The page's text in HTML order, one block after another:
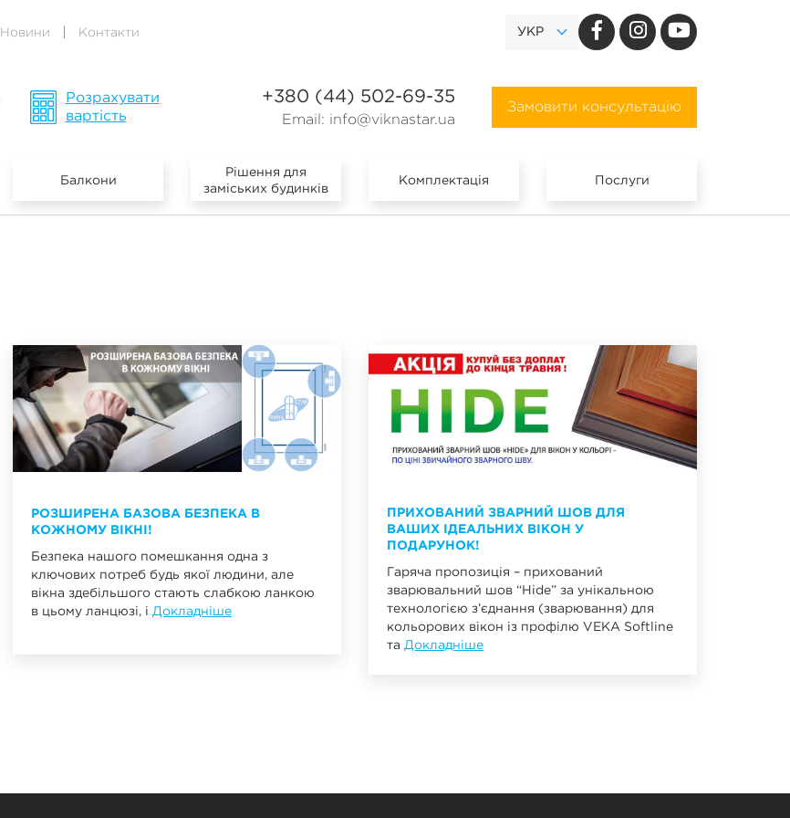
Новини Контакти УКР
Розрахувати
вартість
+380 (44) 502-69-35
Email: info@viknastar.ua
Замовити консультацію
Балкони
Рішення для
заміських будинків
Комплектація Послуги
РОЗШИРЕНА БАЗОВА БЕЗПЕКА В
КОЖНОМУ ВІКНІ!
Безпека нашого помешкання одна з
ключових потреб будь якої людини, але
вікна здебільшого стають слабкою ланкою
в цьому ланцюзі, і Докладніше
ПРИХОВАНИЙ ЗВАРНИЙ ШОВ ДЛЯ
ВАШИХ ІДЕАЛЬНИХ ВІКОН У
ПОДАРУНОК!
Гаряча пропозиція – прихований
зварювальний шов “Hide” за унікальною
технологією з’єднання (зварювання) для
кольорових вікон із профілю VEKA Softline
та Докладніше